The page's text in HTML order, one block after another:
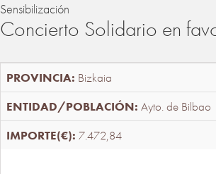
Sensibilización
Concierto Solidario en
Bizkaia
Ayto. de Bilbao
7.472,84